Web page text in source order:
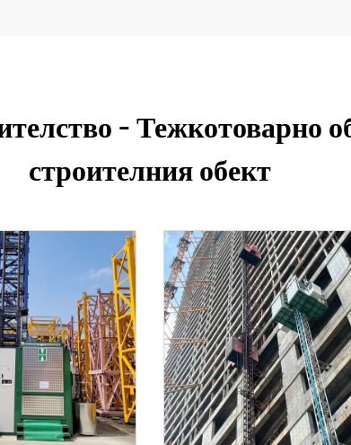
– Тежкотоварно
строителния обект